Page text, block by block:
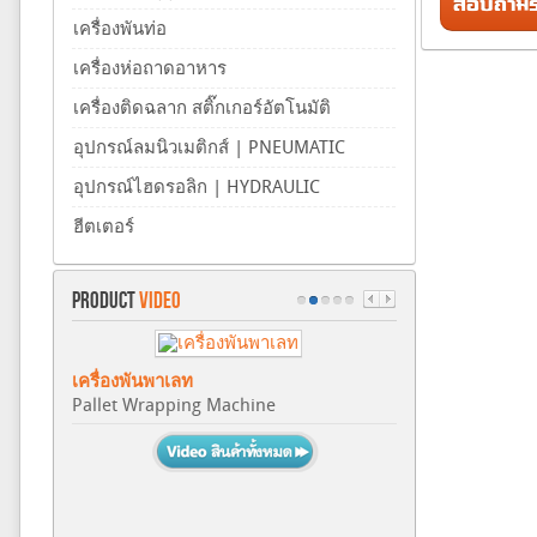
เครื่องพันท่อ
เครื่องห่อถาดอาหาร
เครื่องติดฉลาก สติ๊กเกอร์อัตโนมัติ
อุปกรณ์ลมนิวเมติกส์ | PNEUMATIC
อุปกรณ์ไฮดรอลิก | HYDRAULIC
ฮีตเตอร์
PRODUCTVIDEO
เครื่องพันพาเลท
Pallet Wrapping Machine